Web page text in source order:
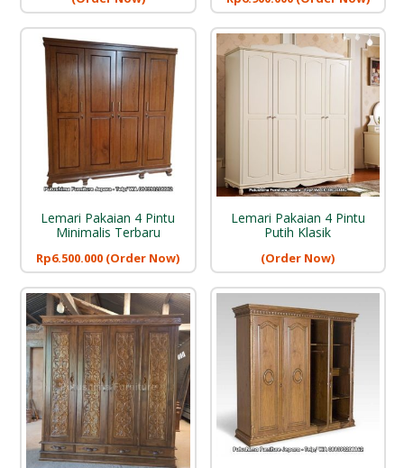
Lemari Pakaian 4 Pintu
Minimalis Terbaru
Rp6.500.000 (Order Now)
Lemari Pakaian 4 Pintu
Putih Klasik
(Order Now)